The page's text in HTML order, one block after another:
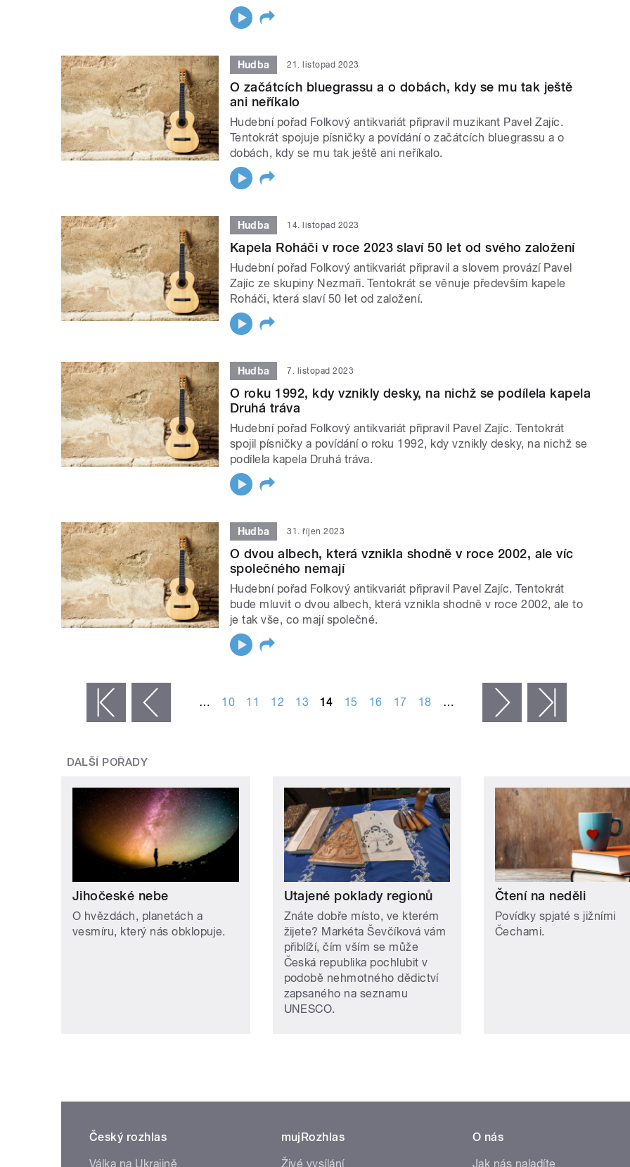
Hudba 21. listopad 2023
O začátcích bluegrassu a o dobách, kdy se mu tak ještě
ani neříkalo
Hudební pořad Folkový antikvariát připravil muzikant Pavel Zajíc.
Tentokrát spojuje písničky a povídání o začátcích bluegrassu a o
dobách, kdy se mu tak ještě ani neříkalo.
Hudba 14. listopad 2023
Kapela Roháči v roce 2023 slaví 50 let od svého založení
Hudební pořad Folkový antikvariát připravil a slovem provází Pavel
Zajíc ze skupiny Nezmaři. Tentokrát se věnuje především kapele
Roháči, která slaví 50 let od založení.
Hudba 7. listopad 2023
O roku 1992, kdy vznikly desky, na nichž se podílela kapela
Druhá tráva
Hudební pořad Folkový antikvariát připravil Pavel Zajíc. Tentokrát
spojil písničky a povídání o roku 1992, kdy vznikly desky, na nichž se
podílela kapela Druhá tráva.
Hudba 31. říjen 2023
O dvou albech, která vznikla shodně v roce 2002, ale víc
společného nemají
Hudební pořad Folkový antikvariát připravil Pavel Zajíc. Tentokrát
bude mluvit o dvou albech, která vznikla shodně v roce 2002, ale to
je tak vše, co mají společné.
‹ předchozí … 10 11 12 13 14 15 16 17 18 … následující ›
DALŠÍ POŘADY
Jihočeské nebe
O hvězdách, planetách a
vesmíru, který nás obklopuje.
Utajené poklady regionů
Znáte dobře místo, ve kterém
žijete? Markéta Ševčíková vám
přiblíží, čím vším se může
Česká republika pochlubit v
podobě nehmotného dědictví
zapsaného na seznamu
UNESCO.
Čtení na neděli
Povídky spjaté s jižními
Čechami.
Český rozhlas
Válka na Ukrajině
mujRozhlas
Živé vysílání
O nás
Jak nás naladíte